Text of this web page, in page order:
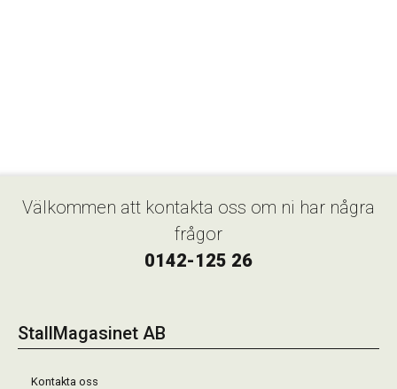
Välkommen att kontakta oss om ni har några
frågor
0142-125 26
StallMagasinet AB
Kontakta oss